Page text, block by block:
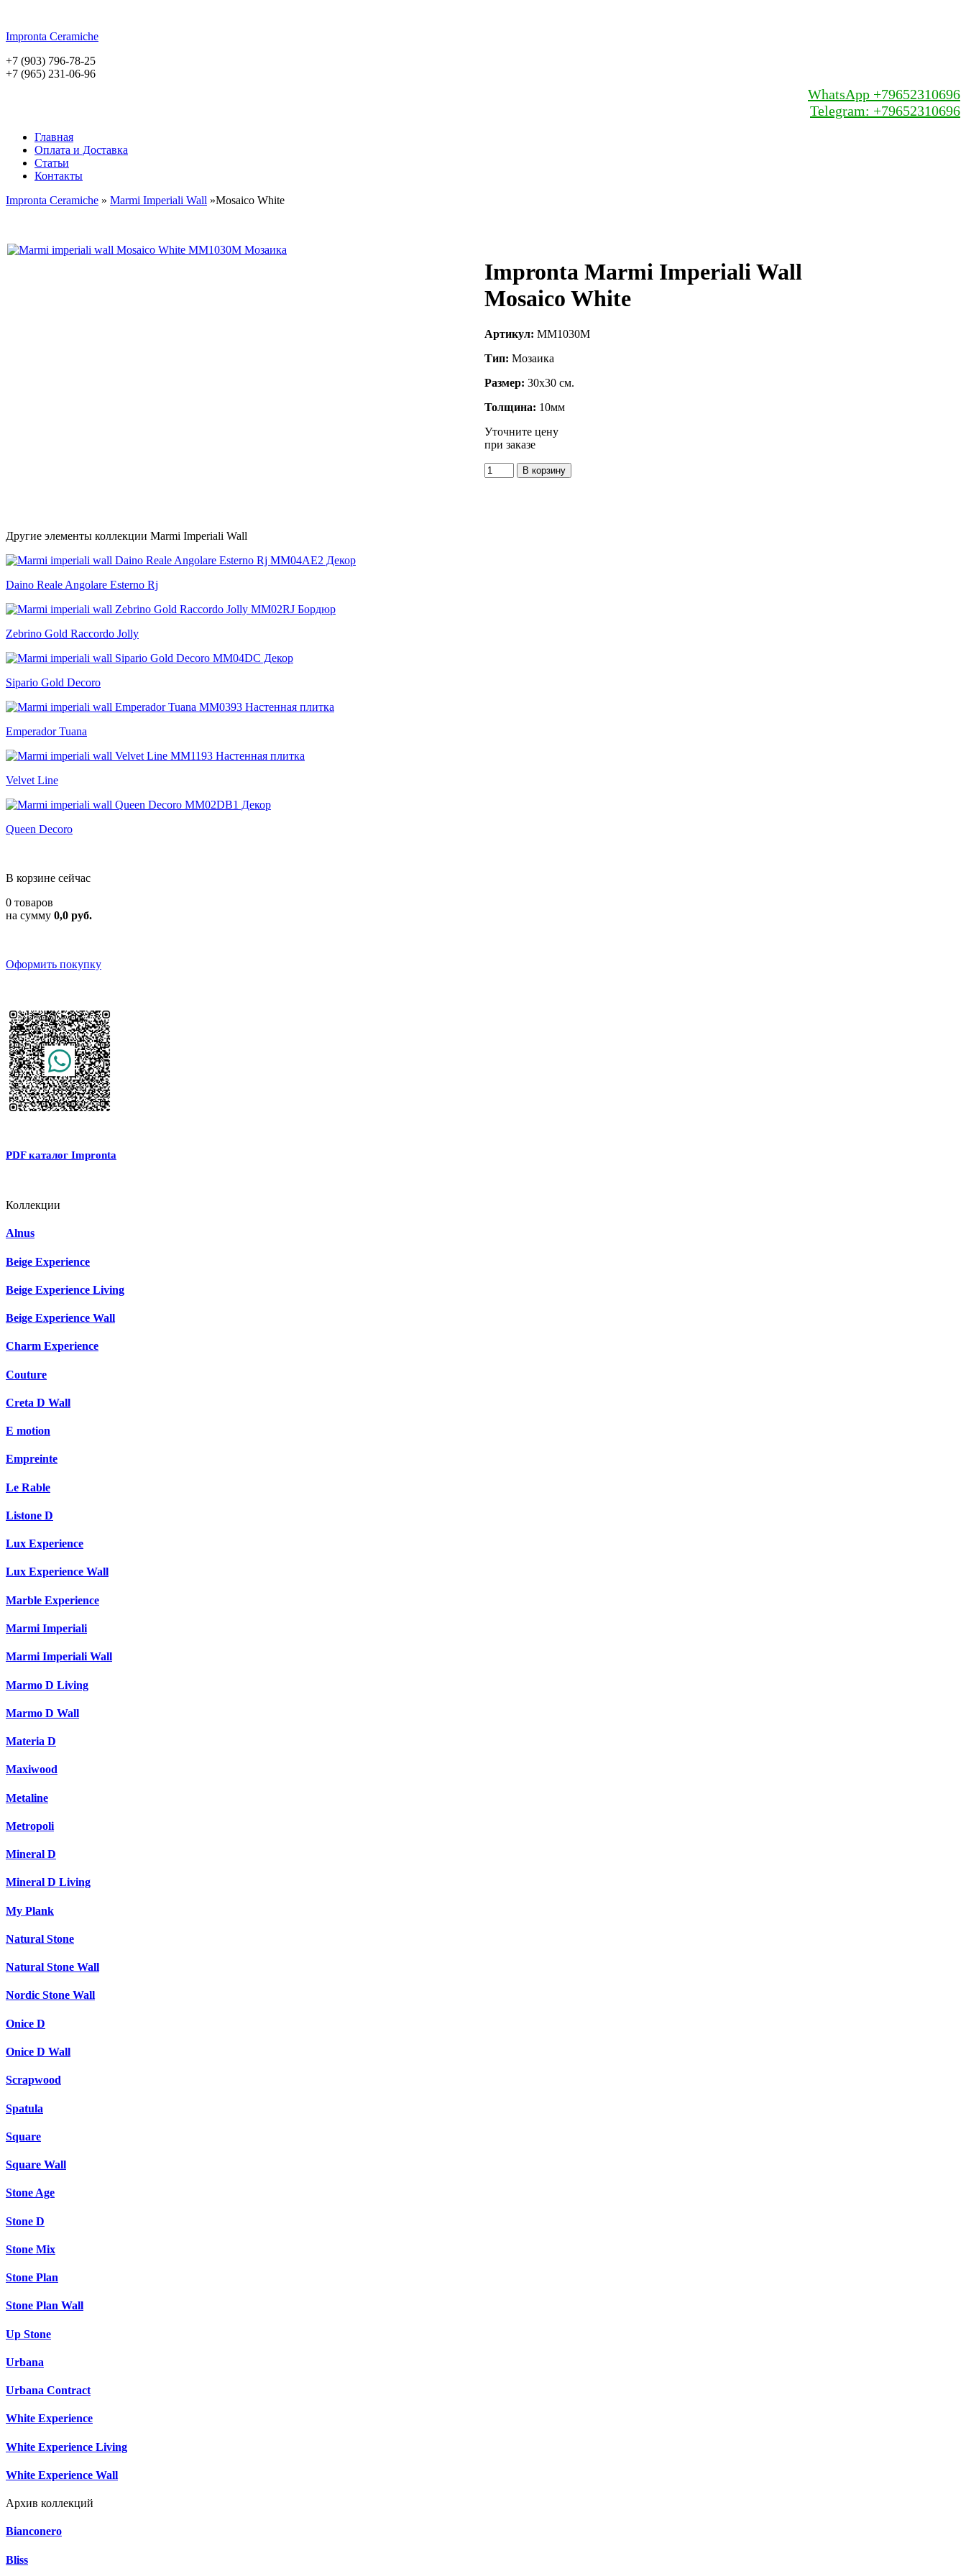
Impronta Ceramiche
+7 (903) 796-78-25
+7 (965) 231-06-96
WhatsApp +79652310696
Telegram: +79652310696
Главная
Оплата и Доставка
Статьи
Контакты
Impronta Ceramiche » Marmi Imperiali Wall »Mosaico White
Impronta Marmi Imperiali Wall
Mosaico White
Артикул: MM1030M
Тип: Мозаика
Размер: 30x30 см.
Толщина: 10мм
Уточните цену
при заказе
Другие элементы коллекции Marmi Imperiali Wall
Daino Reale Angolare Esterno Rj
Zebrino Gold Raccordo Jolly
Sipario Gold Decoro
Emperador Tuana
Velvet Line
Queen Decoro
В корзине сейчас
0 товаров
на сумму 0,0 руб.
Оформить покупку
PDF каталог Impronta
Коллекции
Alnus
Beige Experience
Beige Experience Living
Beige Experience Wall
Charm Experience
Couture
Creta D Wall
E motion
Empreinte
Le Rable
Listone D
Lux Experience
Lux Experience Wall
Marble Experience
Marmi Imperiali
Marmi Imperiali Wall
Marmo D Living
Marmo D Wall
Materia D
Maxiwood
Metaline
Metropoli
Mineral D
Mineral D Living
My Plank
Natural Stone
Natural Stone Wall
Nordic Stone Wall
Onice D
Onice D Wall
Scrapwood
Spatula
Square
Square Wall
Stone Age
Stone D
Stone Mix
Stone Plan
Stone Plan Wall
Up Stone
Urbana
Urbana Contract
White Experience
White Experience Living
White Experience Wall
Архив коллекций
Bianconero
Bliss